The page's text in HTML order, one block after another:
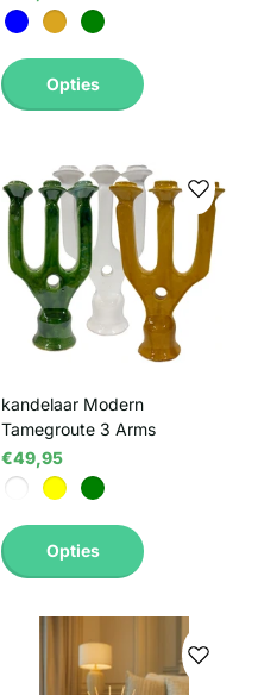
Opties
kandelaar Modern
Tamegroute 3 Arms
€49,95
Opties